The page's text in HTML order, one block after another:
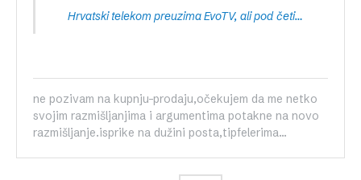
Hrvatski telekom preuzima EvoTV, ali pod četiri uvjeta
ne pozivam na kupnju-prodaju,očekujem da me netko
svojim razmišljanjima i argumentima potakne na novo
razmišljanje.isprike na dužini posta,tipfelerima...